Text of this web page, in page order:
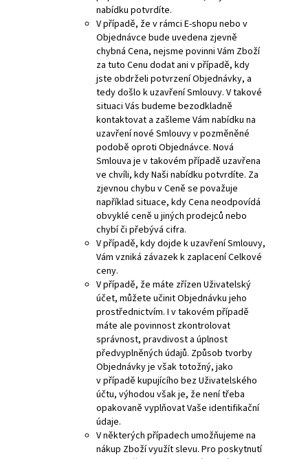
nabídku potvrdíte.
V případě, že v rámci E-shopu nebo v
Objednávce bude uvedena zjevně
chybná Cena, nejsme povinni Vám Zboží
za tuto Cenu dodat ani v případě, kdy
jste obdrželi potvrzení Objednávky, a
tedy došlo k uzavření Smlouvy. V takové
situaci Vás budeme bezodkladně
kontaktovat a zašleme Vám nabídku na
uzavření nové Smlouvy v pozměněné
podobě oproti Objednávce. Nová
Smlouva je v takovém případě uzavřena
ve chvíli, kdy Naši nabídku potvrdíte. Za
zjevnou chybu v Ceně se považuje
například situace, kdy Cena neodpovídá
obvyklé ceně u jiných prodejců nebo
chybí či přebývá cifra.
V případě, kdy dojde k uzavření Smlouvy,
Vám vzniká závazek k zaplacení Celkové
ceny.
V případě, že máte zřízen Uživatelský
účet, můžete učinit Objednávku jeho
prostřednictvím. I v takovém případě
máte ale povinnost zkontrolovat
správnost, pravdivost a úplnost
předvyplněných údajů. Způsob tvorby
Objednávky je však totožný, jako
v případě kupujícího bez Uživatelského
účtu, výhodou však je, že není třeba
opakovaně vyplňovat Vaše identifikační
údaje.
V některých případech umožňujeme na
nákup Zboží využít slevu. Pro poskytnutí